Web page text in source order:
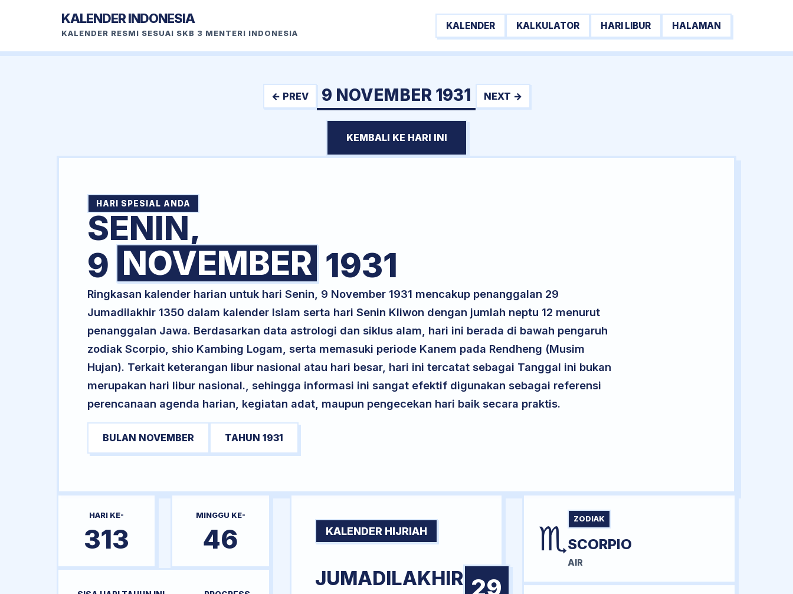
KALENDER INDONESIA
KALENDER RESMI SESUAI SKB 3 MENTERI INDONESIA
KALENDER KALKULATOR HARI LIBUR HALAMAN
← PREV 9 NOVEMBER 1931 NEXT →
KEMBALI KE HARI INI
HARI SPESIAL ANDA
SENIN,
9 NOVEMBER 1931
Ringkasan kalender harian untuk hari Senin, 9 November 1931 mencakup penanggalan 29
Jumadilakhir 1350 dalam kalender Islam serta hari Senin Kliwon dengan jumlah neptu 12 menurut
penanggalan Jawa. Berdasarkan data astrologi dan siklus alam, hari ini berada di bawah pengaruh
zodiak Scorpio, shio Kambing Logam, serta memasuki periode Kanem pada Rendheng (Musim
Hujan). Terkait keterangan libur nasional atau hari besar, hari ini tercatat sebagai Tanggal ini bukan
merupakan hari libur nasional., sehingga informasi ini sangat efektif digunakan sebagai referensi
perencanaan agenda harian, kegiatan adat, maupun pengecekan hari baik secara praktis.
BULAN NOVEMBER TAHUN 1931
HARI KE-
313
MINGGU KE-
46 KALENDER HIJRIAH
JUMADILAKHIR 29
♏ ZODIAK
SCORPIO
AIR